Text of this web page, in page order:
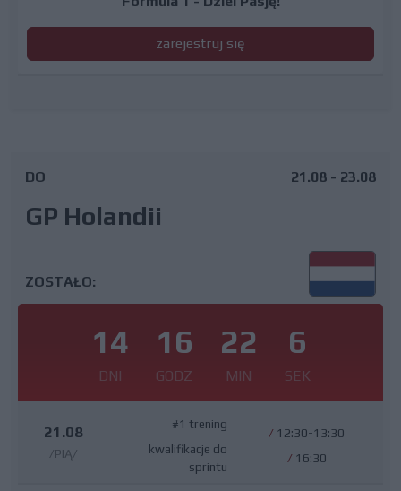
zarejestruj się
DO
GP Holandii
21.08 - 23.08
ZOSTAŁO:
14
DNI
16
GODZ
22
MIN
5
SEK
21.08
/PIĄ/
#1 trening
kwalifikacje do
sprintu
/ 12:30-13:30
/ 16:30